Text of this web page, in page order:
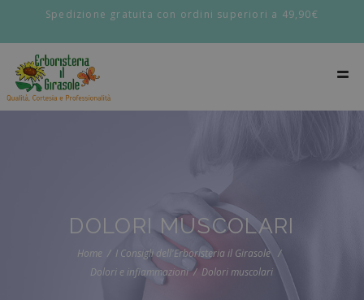
Spedizione gratuita con ordini superiori a 49,90€
DOLORI MUSCOLARI
Home
I Consigli dell'Erboristeria il Girasole
Dolori e infiammazioni
Dolori muscolari